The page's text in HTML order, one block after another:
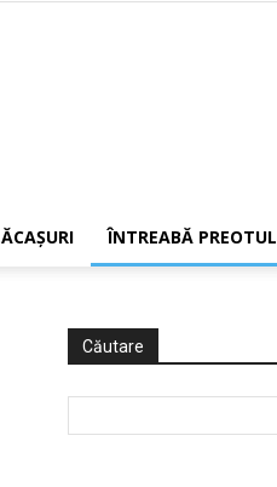
ÎNTREABĂ PREOTUL
Căutare